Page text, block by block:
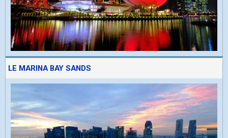
LE MARINA BAY SANDS